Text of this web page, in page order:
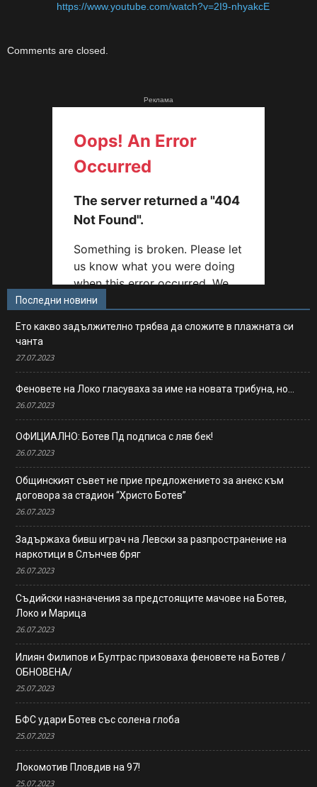
https://www.youtube.com/watch?v=2I9-nhyakcE
Comments are closed.
Реклама
Последни новини
Ето какво задължително трябва да сложите в плажната си
чанта
27.07.2023
Феновете на Локо гласуваха за име на новата трибуна, но…
26.07.2023
ОФИЦИАЛНО: Ботев Пд подписа с ляв бек!
26.07.2023
Общинският съвет не прие предложението за анекс към
договора за стадион “Христо Ботев”
26.07.2023
Задържаха бивш играч на Левски за разпространение на
наркотици в Слънчев бряг
26.07.2023
Съдийски назначения за предстоящите мачове на Ботев,
Локо и Марица
26.07.2023
Илиян Филипов и Бултрас призоваха феновете на Ботев /
ОБНОВЕНА/
25.07.2023
БФС удари Ботев със солена глоба
25.07.2023
Локомотив Пловдив на 97!
25.07.2023